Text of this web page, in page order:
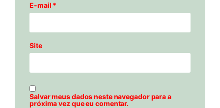
E-mail *
Site
Salvar meus dados neste navegador para a
próxima vez que eu comentar.